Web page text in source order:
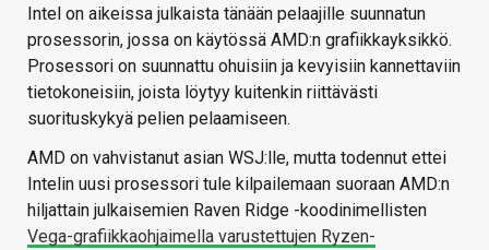
Intel on aikeissa julkaista tänään pelaajille suunnatun
prosessorin, jossa on käytössä AMD:n grafiikkayksikkö.
Prosessori on suunnattu ohuisiin ja kevyisiin kannettaviin
tietokoneisiin, joista löytyy kuitenkin riittävästi
suorituskykyä pelien pelaamiseen.
AMD on vahvistanut asian WSJ:lle, mutta todennut ettei
Intelin uusi prosessori tule kilpailemaan suoraan AMD:n
hiljattain julkaisemien Raven Ridge -koodinimellisten
Vega-grafiikkaohjaimella varustettujen Ryzen-